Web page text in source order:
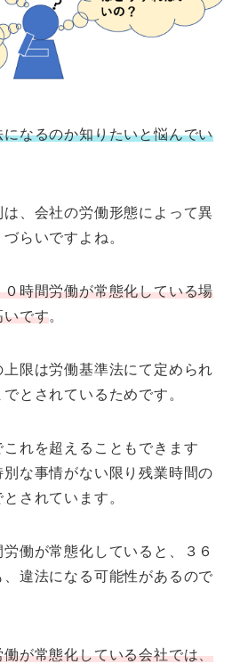
なるのか知りたいと悩んでい
、会社の労働形態によって異
らいですよね。
０時間労働が常態化している場
いです。
限は労働基準法にて定められ
とされているためです。
これを超えることもできます
な事情がない限り残業時間の
されています。
働が常態化していると、３６
違法になる可能性があるので
働が常態化している会社では、